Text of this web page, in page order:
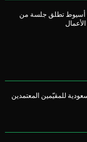
أسيوط تطلق جلسة من
للمقيّمين المعتمدين